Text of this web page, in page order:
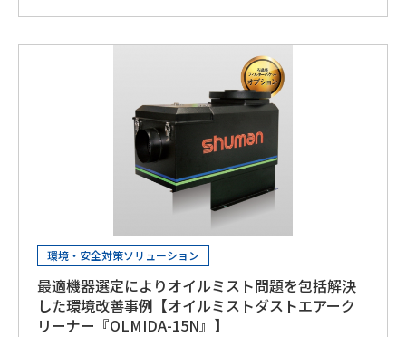
環境・安全対策ソリューション
最適機器選定によりオイルミスト問題を包括解決
した環境改善事例【オイルミストダストエアーク
リーナー『OLMIDA-15N』】